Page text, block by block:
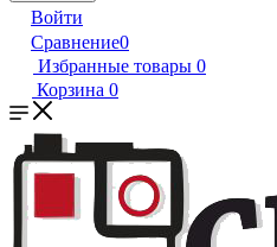
Войти
Сравнение0
Избранные товары 0
Корзина 0